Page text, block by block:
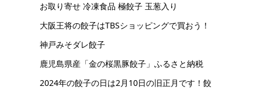
お取り寄せ 冷凍食品 極餃子 玉葱入り
大阪王将の餃子はTBSショッピングで買おう！
神戸みそダレ餃子
鹿児島県産「金の桜黒豚餃子」ふるさと納税
2024年の餃子の日は2月10日の旧正月です！餃